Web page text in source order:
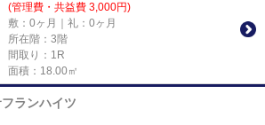
(管理費・共益費 3,000円)
敷：0ヶ月｜礼：0ヶ月
所在階：3階
間取り：1R
面積：18.00㎡
ランハイツ